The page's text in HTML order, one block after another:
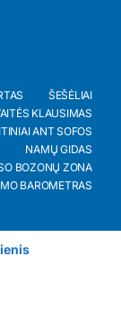
ŠEŠĖLIAI
KLAUSIMAS
ANT SOFOS
NAMŲ GIDAS
BOZONŲ ZONA
BAROMETRAS